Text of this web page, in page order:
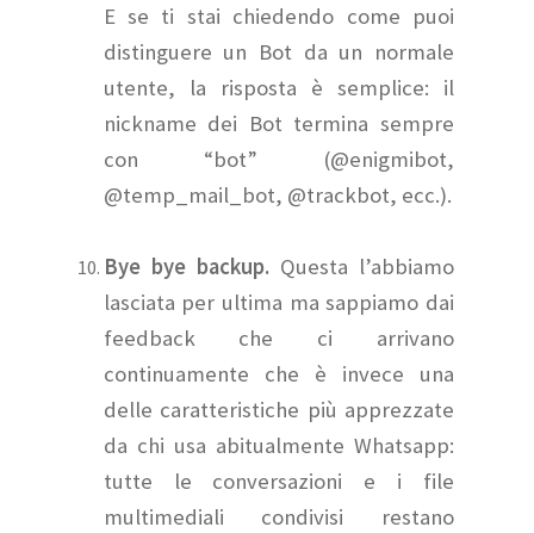
E se ti stai chiedendo come puoi
distinguere un Bot da un normale
utente, la risposta è semplice: il
nickname dei Bot termina sempre
con “bot” (@enigmibot,
@temp_mail_bot, @trackbot, ecc.).
Bye bye backup.Questa l’abbiamo
lasciata per ultima ma sappiamo dai
feedback che ci arrivano
continuamente che è invece una
delle caratteristiche più apprezzate
da chi usa abitualmente Whatsapp:
tutte le conversazioni e i file
multimediali condivisi restano